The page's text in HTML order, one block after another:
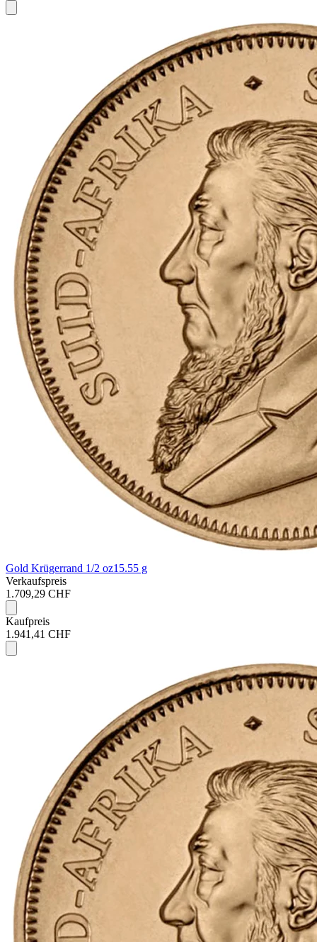
Gold Krügerrand 1/2 oz15.55 g
Verkaufspreis
1.709,29 CHF
Kaufpreis
1.941,41 CHF